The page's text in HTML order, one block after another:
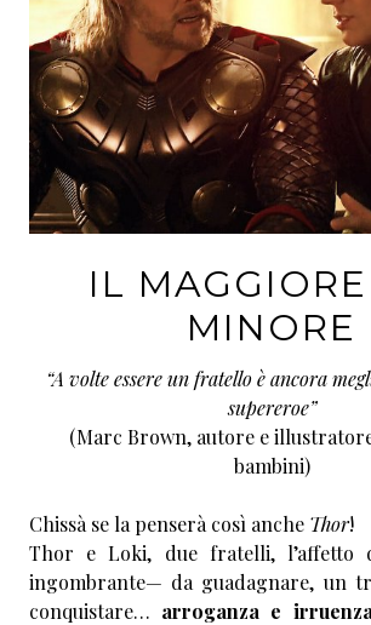
IL
MINORE
“A volte essere un fratello è ancora
supereroe”
(Marc Brown, autore e
bambini)
Chissà se la penserà così anche Thor!
Thor e Loki, due fratelli,
ingombrante— da guadagnare, un
conquistare… arroganza e irruenza